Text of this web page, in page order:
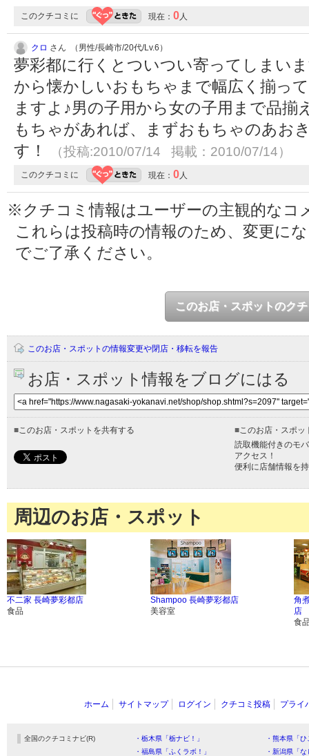
このクチコミに 現在： 0人
クロ さん （男性/長崎市/20代/Lv.6）
夢彩都に行くとついつい寄ってしまい
から懐かしいおもちゃまで幅広く揃っ
ますよ♪男の子用から女の子用まで品
もちゃがあれば、まずおもちゃのあお
す！
（投稿:2010/07/14 掲載：2010/07/14）
このクチコミに 現在： 0人
※クチコミ情報はユーザーの主観的なコ
これらは投稿時の情報のため、変更に
でご了承ください。
このお店・スポットのク
このお店・スポットの情報変更や閉店・移転を報告
お店・スポット情報をブログにはる
■このお店・スポットを共有する ■このお店・スポッ
読取機能付きのモ
アクセス！
便利に店舗情報を
周辺のお店・スポット
不二家 長崎夢彩都店
食品
Shampoo 長崎夢彩都店
美容室
角
店
食
ホーム サイトマップ ログイン クチコミ投稿 プライ
全国のクチコミナビ(R) ・栃木県「栃ナビ！」
・熊本県「
・福島県「ふくラボ！」
・新潟県「